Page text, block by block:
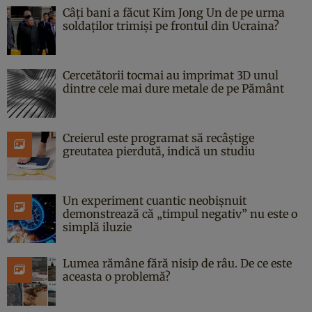
Câți bani a făcut Kim Jong Un de pe urma
soldaților trimiși pe frontul din Ucraina?
Cercetătorii tocmai au imprimat 3D unul
dintre cele mai dure metale de pe Pământ
Creierul este programat să recâștige
greutatea pierdută, indică un studiu
Un experiment cuantic neobișnuit
demonstrează că „timpul negativ” nu este o
simplă iluzie
Lumea rămâne fără nisip de râu. De ce este
aceasta o problemă?